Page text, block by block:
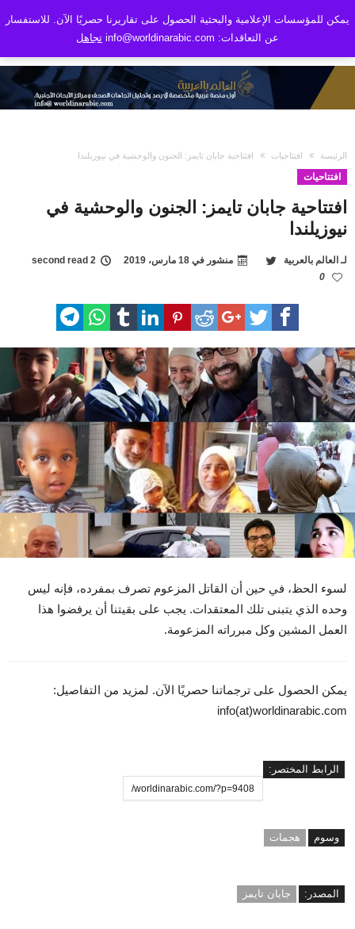
الرئيسة افتتاحيات افتتاحية جابان تايمز: الجنون والوحشية في نيوزيلندا
افتتاحيات
افتتاحية جابان تايمز: الجنون والوحشية في
نيوزيلندا
لـ العالم بالعربية منشور في 18 مارس، 2019
2 second read
0
لسوء الحظ، في حين أن القاتل المزعوم تصرف بمفرده، فإنه ليس
وحده الذي يتبنى تلك المعتقدات. يجب على بقيتنا أن يرفضوا هذا
العمل المشين وكل مبرراته المزعومة.
يمكن الحصول على ترجماتنا حصريًا الآن. لمزيد من التفاصيل:
info(at)worldinarabic.com
الرابط المختصر:
وسوم هجمات
المصدر: جابان تايمز
يمكن للمؤسسات الإعلامية والبحثية الحصول على تقاريرنا حصريًا الآن. للاستفسار
عن التعاقدات: info@worldinarabic.com
تجاهل